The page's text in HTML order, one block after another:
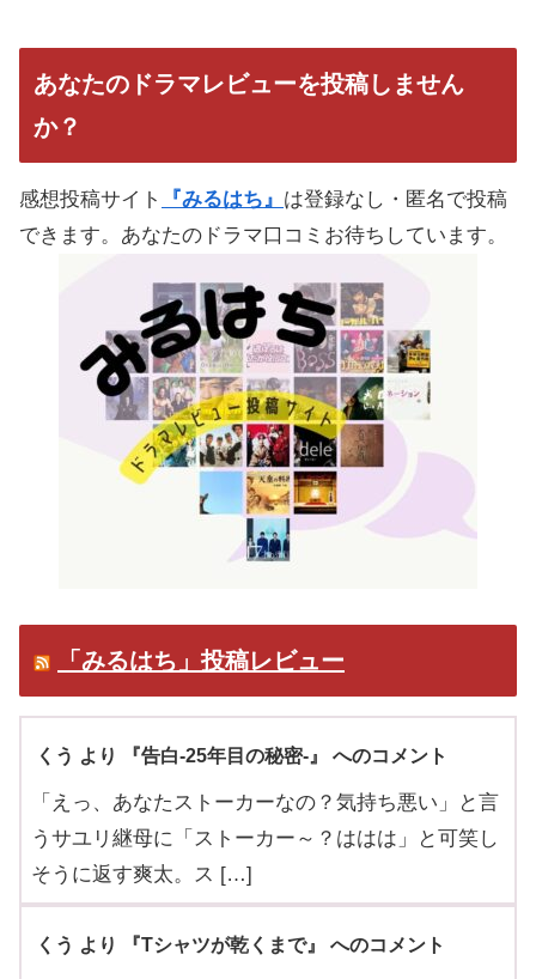
あなたのドラマレビューを投稿しません
か？
感想投稿サイト 『みるはち』 は登録なし・匿名で投稿
できます。あなたのドラマ口コミお待ちしています。
「みるはち」投稿レビュー
くう より 『告白-25年目の秘密-』 へのコメント
「えっ、あなたストーカーなの？気持ち悪い」と言
うサユリ継母に「ストーカー～？ははは」と可笑し
そうに返す爽太。ス […]
くう より 『Tシャツが乾くまで』 へのコメント